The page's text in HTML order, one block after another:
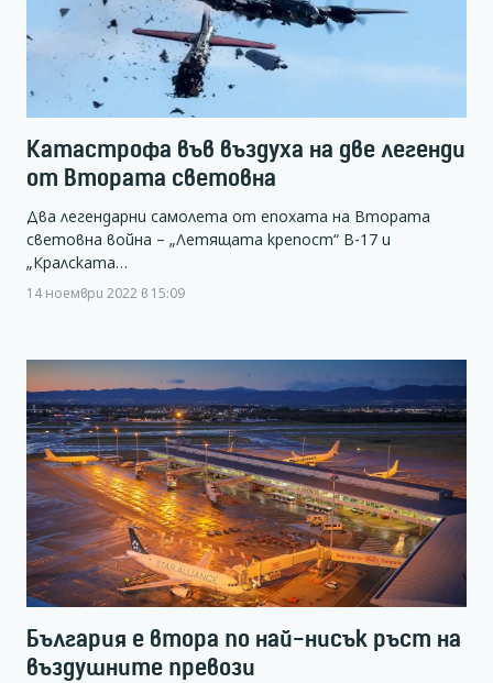
Катастрофа във въздуха на две легенди
от Втората световна
Два легендарни самолета от епохата на Втората
световна война – „Летящата крепост“ В-17 и
„Кралската…
14 ноември 2022 в 15:09
България е втора по най-нисък ръст на
въздушните превози